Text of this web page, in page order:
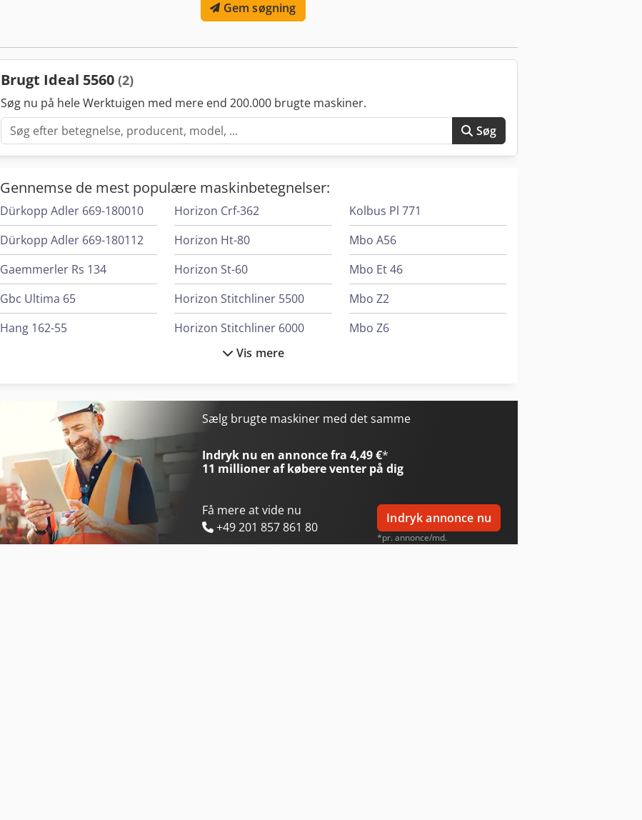
Gem søgning
Brugt Ideal 5560 (2)
Søg nu på hele Werktuigen med mere end 200.000 brugte maskiner.
Søg
Gennemse de mest populære maskinbetegnelser:
Dürkopp Adler 669-180010
Dürkopp Adler 669-180112
Gaemmerler Rs 134
Gbc Ultima 65
Hang 162-55
Hewlett Packard Printer
Hohner Economy 25/40
Horizon Crf-362
Horizon Ht-80
Horizon St-60
Horizon Stitchliner 5500
Horizon Stitchliner 6000
Ideal 1080
Kami Fkm 560 Hsa Ii-1
Kolbus Pl 771
Mbo A56
Mbo Et 46
Mbo Z2
Mbo Z6
Vis mere
Sælg brugte maskiner med det samme
Indryk nu en annonce fra 4,49 €*
11 millioner af købereventer på dig
Få mere at vide nu
+49 201 857 861 80
Indryk annonce nu
*pr. annonce/md.